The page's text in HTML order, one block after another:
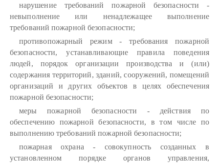
нарушение требований пожарной безопасности -
невыполнение или ненадлежащее выполнение
требований пожарной безопасности;
противопожарный режим - требования пожарной
безопасности, устанавливающие правила поведения
людей, порядок организации производства и (или)
содержания территорий, зданий, сооружений, помещений
организаций и других объектов в целях обеспечения
пожарной безопасности;
меры пожарной безопасности - действия по
обеспечению пожарной безопасности, в том числе по
выполнению требований пожарной безопасности;
пожарная охрана - совокупность созданных в
установленном порядке органов управления,